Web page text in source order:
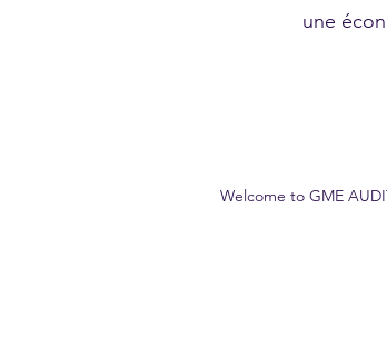
une
Welcome to GME